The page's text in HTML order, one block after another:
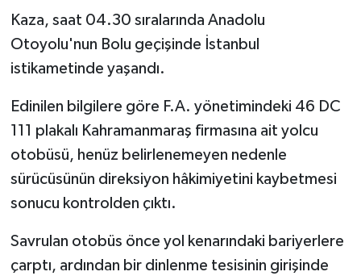
Kaza, saat 04.30 sıralarında Anadolu
Otoyolu'nun Bolu geçişinde İstanbul
istikametinde yaşandı.
Edinilen bilgilere göre F.A. yönetimindeki 46 DC
111 plakalı Kahramanmaraş firmasına ait yolcu
otobüsü, henüz belirlenemeyen nedenle
sürücüsünün direksiyon hâkimiyetini kaybetmesi
sonucu kontrolden çıktı.
Savrulan otobüs önce yol kenarındaki bariyerlere
çarptı, ardından bir dinlenme tesisinin girişinde
SEÇİM 2014
ÇEK GÖNDER
KİTAP
OTOMOBİL